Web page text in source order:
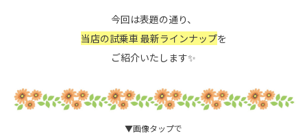
今回は表題の通り、
当店の試乗車 最新ラインナップを
ご紹介いたします✨
▼画像タップで